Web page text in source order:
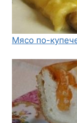
Мясо по-